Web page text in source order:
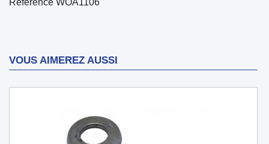
VOUS AIMEREZ AUSSI